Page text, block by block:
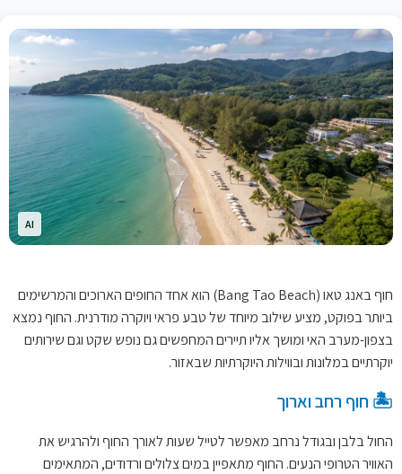
AI
חוף באנג טאו (Bang Tao Beach) הוא אחד החופים הארוכים והמרשימים
ביותר בפוקט, מציע שילוב מיוחד של טבע פראי ויוקרה מודרנית. החוף נמצא
בצפון-מערב האי ומושך אליו תיירים המחפשים גם נופש שקט וגם שירותים
יוקרתיים במלונות ובווילות היוקרתיות שבאזור.
🏝️ חוף רחב וארוך
החול בלבן ובגודל נרחב מאפשר לטייל שעות לאורך החוף ולהרגיש את
האוויר הטרופי הנעים. החוף מתאפיין במים צלולים ורדודים, המתאימים